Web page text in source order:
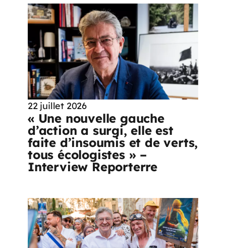
22 juillet 2026
« Une nouvelle gauche
d’action a surgi, elle est
faite d’insoumis et de verts,
tous écologistes » –
Interview Reporterre